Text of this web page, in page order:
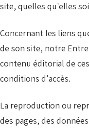
site, quelles qu'elles
Concernant les liens
de son site, notre
contenu éditorial de
conditions d'accès.
La reproduction ou
des pages, des